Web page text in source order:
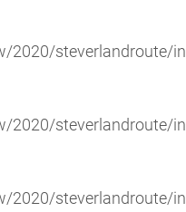
steverlandroute/
steverlandroute/
steverlandroute/